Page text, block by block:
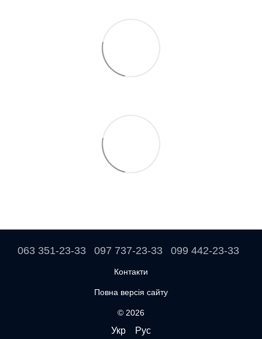
063 351-23-33 097 737-23-33 099 442-23-33
Контакти
Повна версія сайту
© 2026
Укр Рус